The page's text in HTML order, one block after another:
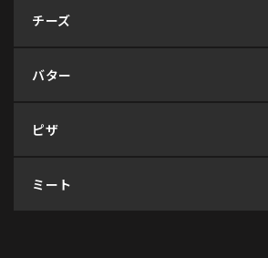
チーズ
バター
ピザ
ミート